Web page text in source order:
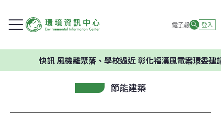
電子報 登入
風機離聚落、學校過近 彰化福漢風電案環委建議不應
節能建築